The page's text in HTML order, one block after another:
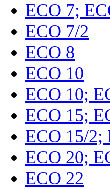
ECO 7;
ECO 7/2
ECO 8
ECO 10
ECO 10;
ECO 15;
ECO 15/2;
ECO 20;
ECO 22